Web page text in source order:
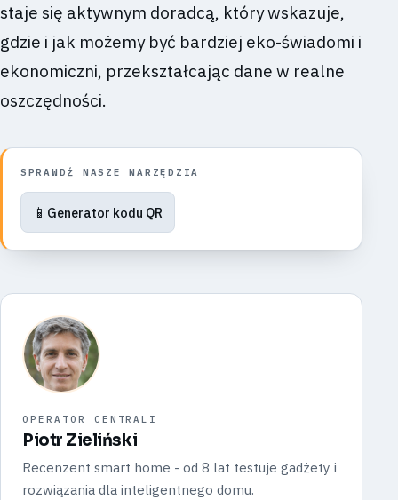
staje się aktywnym doradcą, który wskazuje,
gdzie i jak możemy być bardziej eko-świadomi i
ekonomiczni, przekształcając dane w realne
oszczędności.
SPRAWDŹ NASZE NARZĘDZIA
📱 Generator kodu QR
OPERATOR CENTRALI
Piotr Zieliński
Recenzent smart home - od 8 lat testuje gadżety i
rozwiązania dla inteligentnego domu.